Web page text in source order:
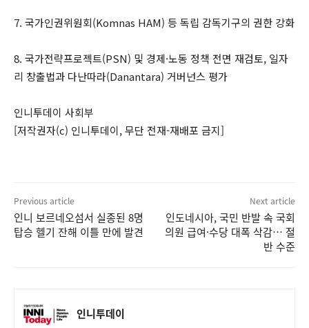
7. 국가인권위원회(Komnas HAM) 등 독립 감독기구의 권한 강화
8. 국가전략프로젝트(PSN) 및 경제·노동 정책 전면 재검토, 일자
리 창출법과 다난따라(Danantara) 거버넌스 평가
인니투데이 사회부
[저작권자(c) 인니투데이, 무단 전재-재배포 금지]
Previous article
인니 보르네오섬서 실종된 8명
탑승 헬기 잔해 이틀 만에 발견
Next article
인도네시아, 국민 반발 속 국회
의원 급여·수당 대폭 삭감… 절
반 수준
인니투데이